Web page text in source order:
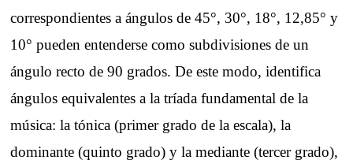
correspondientes a ángulos de 45°, 30°, 18°, 12,85° y
10° pueden entenderse como subdivisiones de un
ángulo recto de 90 grados. De este modo, identifica
ángulos equivalentes a la tríada fundamental de la
música: la tónica (primer grado de la escala), la
dominante (quinto grado) y la mediante (tercer grado),